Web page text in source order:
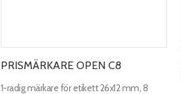
PRISMÄRKARE OPEN C8
1-radig märkare för etikett 26x12 mm, 8